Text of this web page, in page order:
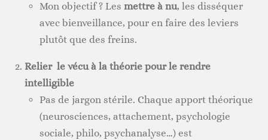
Mon objectif ? Les mettre à nu, les disséquer
avec bienveillance, pour en faire des leviers
plutôt que des freins.
Relier le vécu à la théorie pour le rendre
intelligible
Pas de jargon stérile. Chaque apport théorique
(neurosciences, attachement, psychologie
sociale, philo, psychanalyse…) est